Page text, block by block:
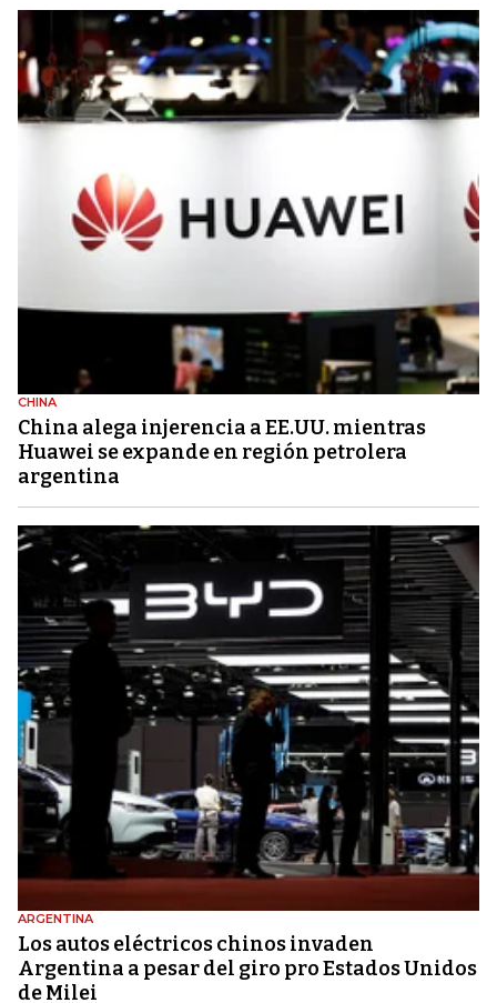
CHINA
China alega injerencia a EE.UU. mientras
Huawei se expande en región petrolera
argentina
ARGENTINA
Los autos eléctricos chinos invaden
Argentina a pesar del giro pro Estados Unidos
de Milei